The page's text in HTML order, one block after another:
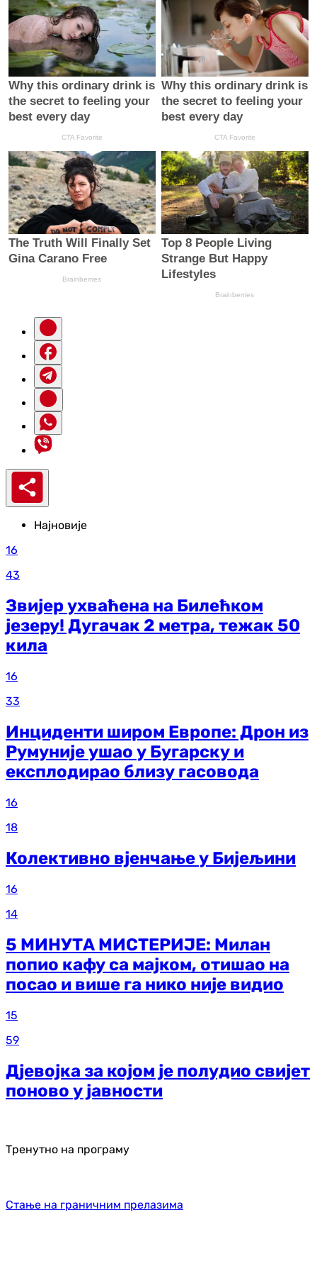
Најновије
16
43
Звијер ухваћена на Билећком
језеру! Дугачак 2 метра, тежак 50
кила
16
33
Инциденти широм Европе: Дрон из
Румуније ушао у Бугарску и
експлодирао близу гасовода
16
18
Колективно вјенчање у Бијељини
16
14
5 МИНУТА МИСТЕРИЈЕ: Милан
попио кафу са мајком, отишао на
посао и више га нико није видио
15
59
Дјевојка за којом је полудио свијет
поново у јавности
Тренутно на програму
Стање на граничним прелазима